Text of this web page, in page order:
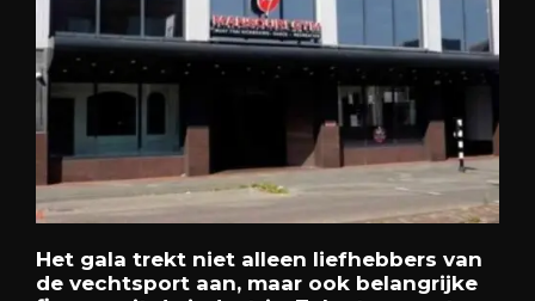
Het gala trekt niet alleen liefhebbers van
de vechtsport aan, maar ook belangrijke